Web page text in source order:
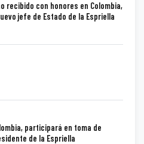
recibido con honores en Colombia,
se reunirá con nuevo jefe de Estado de la Espriella
participará en toma de
de la Espriella